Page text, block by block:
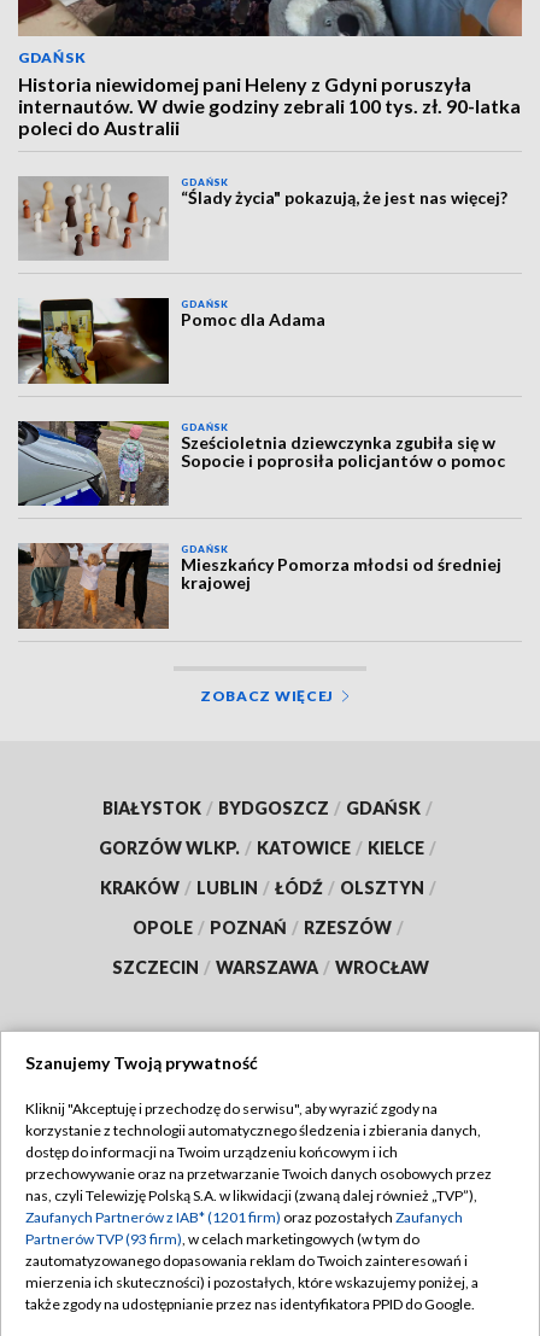
GDAŃSK
Historia niewidomej pani Heleny z Gdyni poruszyła
internautów. W dwie godziny zebrali 100 tys. zł. 90-latka
poleci do Australii
GDAŃSK
“Ślady życia" pokazują, że jest nas więcej?
GDAŃSK
Pomoc dla Adama
GDAŃSK
Sześcioletnia dziewczynka zgubiła się w
Sopocie i poprosiła policjantów o pomoc
GDAŃSK
Mieszkańcy Pomorza młodsi od średniej
krajowej
ZOBACZ WIĘCEJ
BIAŁYSTOK / BYDGOSZCZ / GDAŃSK /
GORZÓW WLKP. / KATOWICE / KIELCE /
KRAKÓW / LUBLIN / ŁÓDŹ / OLSZTYN /
OPOLE / POZNAŃ / RZESZÓW /
SZCZECIN / WARSZAWA / WROCŁAW
TVP
Abonament TVP
Emisja w TVP
Centrum informacji TVP
Naziemna Telewizja Cyfrowa
Regulamin TVP
Polityka prywatności
Moje zgody
Pomoc
Szanujemy Twoją prywatność
Kliknij "Akceptuję i przechodzę do serwisu", aby wyrazić zgody na
korzystanie z technologii automatycznego śledzenia i zbierania danych,
dostęp do informacji na Twoim urządzeniu końcowym i ich
przechowywanie oraz na przetwarzanie Twoich danych osobowych przez
nas, czyli Telewizję Polską S.A. w likwidacji (zwaną dalej również „TVP”),
Zaufanych Partnerów z IAB* (1201 firm) oraz pozostałych Zaufanych
Partnerów TVP (93 firm), w celach marketingowych (w tym do
zautomatyzowanego dopasowania reklam do Twoich zainteresowań i
mierzenia ich skuteczności) i pozostałych, które wskazujemy poniżej, a
także zgody na udostępnianie przez nas identyfikatora PPID do Google.